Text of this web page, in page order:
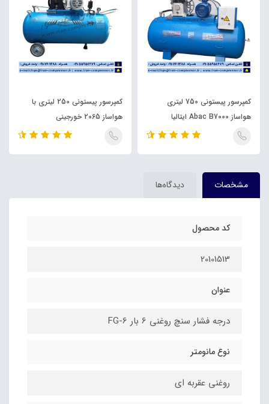
کمپرسور پیستونی 750 لیتری
هواساز Abac B7000 ایتالیا
کمپرسور پیستونی 250 لیتری با
هواساز 2065 خورجینی
مشخصات دیدگاه‌ها
کد محصول
20101513
عنوان
درجه فشار سنچ روغنی 6 بار FG-6
نوع مانومتر
روغنی عقربه ای